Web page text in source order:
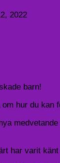
2022
barn!
hur du kan
har varit